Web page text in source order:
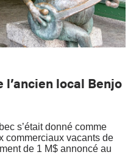
l’ancien local Benjo
s’était donné comme
commerciaux vacants de
de 1 M$ annoncé au